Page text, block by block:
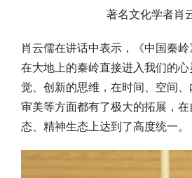
著名文化学者肖
肖云儒在讲话中表示，《中国秦
在大地上的秦岭直接进入我们的
觉、创新的思维，在时间、空间、
审美等方面都有了极大的拓展，
态、精神生态上达到了高度统一。